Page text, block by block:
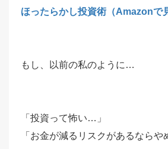
ほったらかし投資術（Amazonで
もし、以前の私のように…
「投資って怖い…」
「お金が減るリスクがあるならや